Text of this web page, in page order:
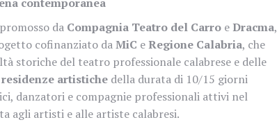
da Compagnia Teatro del Carro eDracma,
cofinanziato daMiC eRegione Calabria, che
storiche del teatro professionale calabrese e delle
residenze artistiche della durata di 10/15 giorni
danzatori e compagnie professionali attivi nel
agli artisti e alle artiste calabresi.